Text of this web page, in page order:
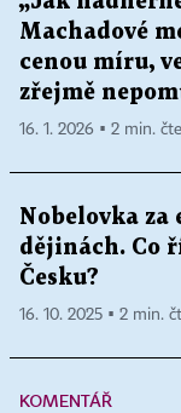
Machadové
cenou míru,
zřejmě
16. 1. 2026 ▪ 2 min.
Nobelovka za
dějinách. Co
Česku?
16. 10. 2025 ▪ 2 min.
KOMENTÁŘ